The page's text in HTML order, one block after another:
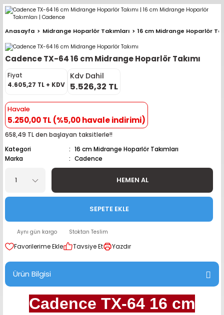
Geri Dön
Geri Dön
Teypler
Geri Dön
Geri Dön
Takımları
Hoparlör Takımları
Takımları
Hoparlör Takımları
Takımları
Hoparlör Takımları
Geri Dön
Geri Dön
Geri Dön
Geri Dön
İçinden Ekran Çıkan )
Geri Dön
Anasayfa Midrange Hoparlör Takımları 16 cm Midrange Hoparlör
Cadence TX-64 16 cm Midrange Hoparlör Takımı
Fiyat
4.605,27 TL + KDV
Kdv Dahil
5.526,32 TL
Havale
5.250,00 TL (%5,00 havale indirimi)
658,49 TL den başlayan taksitlerle!!
Kategori
16 cm Midrange Hoparlör Takımları
Marka
Cadence
HEMEN AL
SEPETE EKLE
Aynı gün kargo Stoktan Teslim
Tavsiye Et Yazdır
Ürün Bilgisi
Cadence TX-64 16 cm